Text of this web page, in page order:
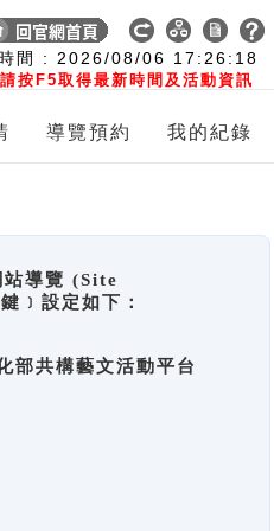
間 : 2026/08/06 17:26:19
按F5取得最新時間及活動資訊
導覽預約 我的紀錄
站導覽 (Site
﹞設定如下：
共構藝文活動平台